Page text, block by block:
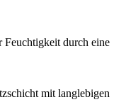
Feuchtigkeit durch eine
mit langlebigen